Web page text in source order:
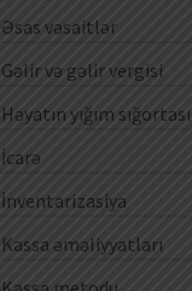
Əsas vəsaitlər
Gəlir və gəlir vergisi
Həyatın yığım sığortası
İcarə
İnventarizasiya
Kassa əməliyyatları